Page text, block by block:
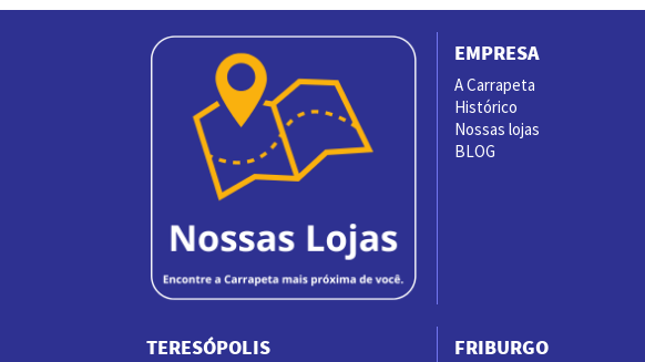
EMPRESA
A Carrapeta
Histórico
Nossas lojas
BLOG
TERESÓPOLIS FRIBURGO